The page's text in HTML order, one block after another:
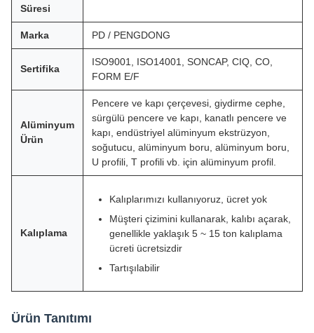
Süresi
Marka PD / PENGDONG
Sertifika
ISO9001, ISO14001, SONCAP, CIQ, CO,
FORM E/F
Alüminyum
Ürün
Pencere ve kapı çerçevesi, giydirme cephe,
sürgülü pencere ve kapı, kanatlı pencere ve
kapı, endüstriyel alüminyum ekstrüzyon,
soğutucu, alüminyum boru, alüminyum boru,
U profili, T profili vb. için alüminyum profil.
Kalıplama
Kalıplarımızı kullanıyoruz, ücret yok
Müşteri çizimini kullanarak, kalıbı açarak,
genellikle yaklaşık 5 ~ 15 ton kalıplama
ücreti ücretsizdir
Tartışılabilir
Ürün Tanıtımı